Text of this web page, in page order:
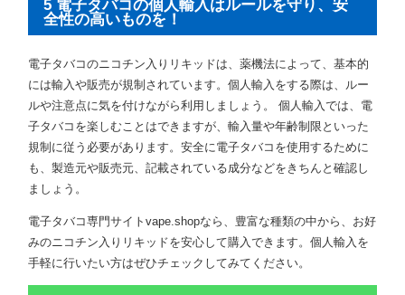
5 電子タバコの個人輸入はルールを守り、安
全性の高いものを！
電子タバコのニコチン入りリキッドは、薬機法によって、基本的
には輸入や販売が規制されています。個人輸入をする際は、ルー
ルや注意点に気を付けながら利用しましょう。 個人輸入では、電
子タバコを楽しむことはできますが、輸入量や年齢制限といった
規制に従う必要があります。安全に電子タバコを使用するために
も、製造元や販売元、記載されている成分などをきちんと確認し
ましょう。
電子タバコ専門サイトvape.shopなら、豊富な種類の中から、お好
みのニコチン入りリキッドを安心して購入できます。個人輸入を
手軽に行いたい方はぜひチェックしてみてください。